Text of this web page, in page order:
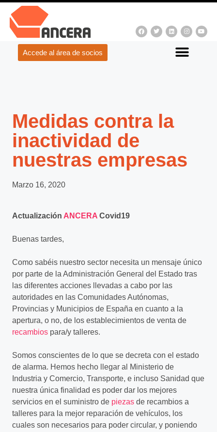
Accede al área de socios
Medidas contra la
inactividad de
nuestras empresas
Marzo 16, 2020
Actualización ANCERA Covid19
Buenas tardes,
Como sabéis nuestro sector necesita un mensaje único
por parte de la Administración General del Estado tras
las diferentes acciones llevadas a cabo por las
autoridades en las Comunidades Autónomas,
Provincias y Municipios de España en cuanto a la
apertura, o no, de los establecimientos de venta de
recambios para/y talleres.
Somos conscientes de lo que se decreta con el estado
de alarma. Hemos hecho llegar al Ministerio de
Industria y Comercio, Transporte, e incluso Sanidad que
nuestra única finalidad es poder dar los mejores
servicios en el suministro de piezas de recambios a
talleres para la mejor reparación de vehículos, los
cuales son necesarios para poder circular, y poniendo